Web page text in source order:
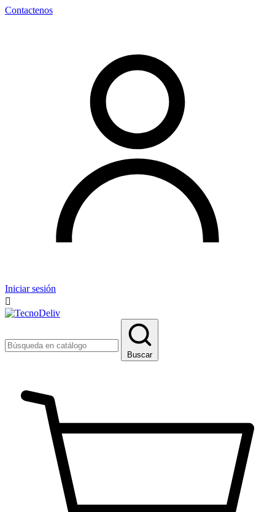
Contactenos
Iniciar sesión

Buscar